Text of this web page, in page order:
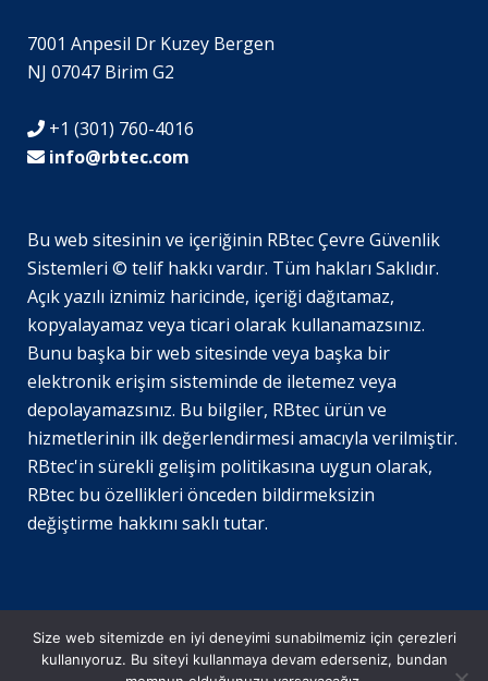
7001 Anpesil Dr Kuzey Bergen
NJ 07047 Birim G2
+1 (301) 760-4016
info@rbtec.com
Bu web sitesinin ve içeriğinin RBtec Çevre Güvenlik
Sistemleri © telif hakkı vardır. Tüm hakları Saklıdır.
Açık yazılı iznimiz haricinde, içeriği dağıtamaz,
kopyalayamaz veya ticari olarak kullanamazsınız.
Bunu başka bir web sitesinde veya başka bir
elektronik erişim sisteminde de iletemez veya
depolayamazsınız. Bu bilgiler, RBtec ürün ve
hizmetlerinin ilk değerlendirmesi amacıyla verilmiştir.
RBtec'in sürekli gelişim politikasına uygun olarak,
RBtec bu özellikleri önceden bildirmeksizin
değiştirme hakkını saklı tutar.
ES
FR
NL
PL
DE_DE
EN_GB
JA
SV
Size web sitemizde en iyi deneyimi sunabilmemiz için çerezleri
kullanıyoruz. Bu siteyi kullanmaya devam ederseniz, bundan